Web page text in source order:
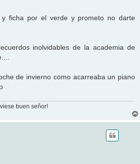
y ficha por el verde y prometo no darte
inolvidables de la academia de
de invierno como acarreaba un piano
buen señor!